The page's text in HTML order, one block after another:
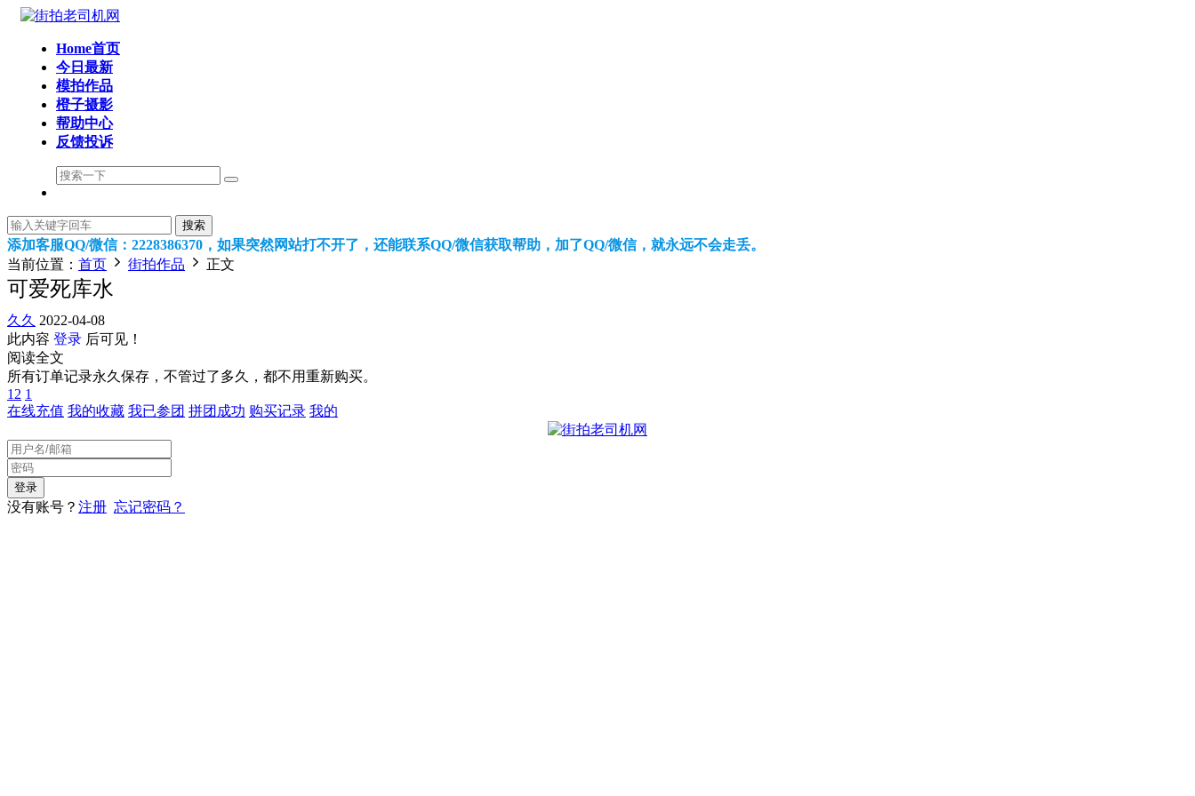
Home首页
今日最新
模拍作品
橙子摄影
帮助中心
反馈投诉
搜索
添加客服QQ/微信：2228386370，如果突然网站打不开了，还能联系QQ/微信获取帮助，加了QQ/微信，就永远不会走丢。
当前位置： 首页 街拍作品 正文
可爱死库水
久久 2022-04-08
此内容 登录 后可见！
阅读全文
所有订单记录永久保存，不管过了多久，都不用重新购买。
12 1
在线充值 我的收藏 我已参团 拼团成功 购买记录 我的
没有账号？ 注册 忘记密码？